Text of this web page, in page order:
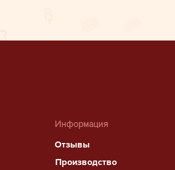
Производство
Информация
Отзывы